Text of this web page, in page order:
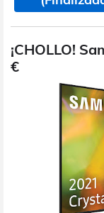
¡CHOLLO!
€